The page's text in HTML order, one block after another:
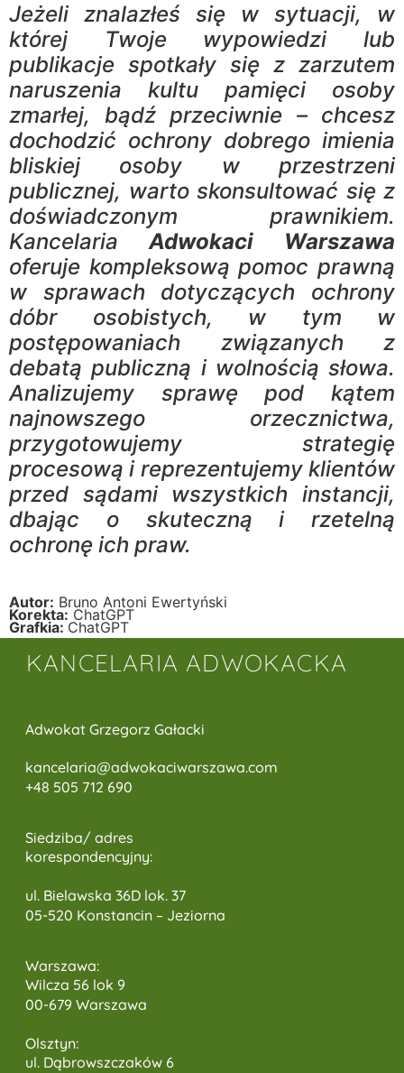
Jeżeli znalazłeś się w sytuacji, w
której Twoje wypowiedzi lub
publikacje spotkały się z zarzutem
naruszenia kultu pamięci osoby
zmarłej, bądź przeciwnie – chcesz
dochodzić ochrony dobrego imienia
bliskiej osoby w przestrzeni
publicznej, warto skonsultować się z
doświadczonym prawnikiem.
KancelariaAdwokaci Warszawa
oferuje kompleksową pomoc prawną
w sprawach dotyczących ochrony
dóbr osobistych, w tym w
postępowaniach związanych z
debatą publiczną i wolnością słowa.
Analizujemy sprawę pod kątem
najnowszego orzecznictwa,
przygotowujemy strategię
procesową i reprezentujemy klientów
przed sądami wszystkich instancji,
dbając o skuteczną i rzetelną
ochronę ich praw.
Autor: Bruno Antoni Ewertyński
Korekta: ChatGPT
Grafkia: ChatGPT
KANCELARIA ADWOKACKA
Adwokat Grzegorz Gałacki
kancelaria@adwokaciwarszawa.com
+48 505 712 690
Siedziba/ adres
korespondencyjny:
ul. Bielawska 36D lok. 37
05-520 Konstancin – Jeziorna
Warszawa:
Wilcza 56 lok 9
00-679 Warszawa
Olsztyn:
ul. Dąbrowszczaków 6